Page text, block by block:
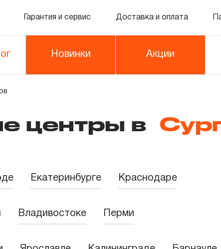
Гарантия и сервис Доставка и оплата
Новинки Акции
центры в
Екатеринбурге Краснодаре
Владивостоке Перми